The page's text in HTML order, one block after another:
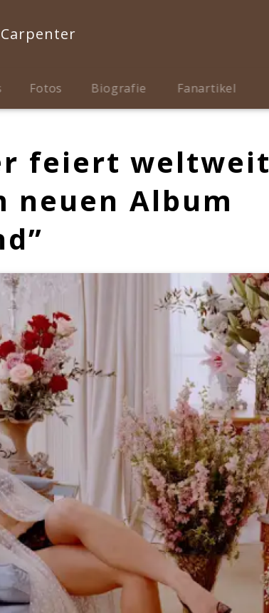
Fotos Biografie Fanartikel
feiert weltweit
neuen Album